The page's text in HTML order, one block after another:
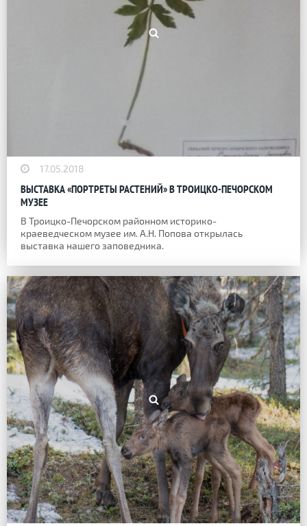
17.05.2018
ВЫСТАВКА «ПОРТРЕТЫ РАСТЕНИЙ» В ТРОИЦКО-ПЕЧОРСКОМ
МУЗЕЕ
В Троицко-Печорском районном историко-
краеведческом музее им. А.Н. Попова открылась
выставка нашего заповедника.